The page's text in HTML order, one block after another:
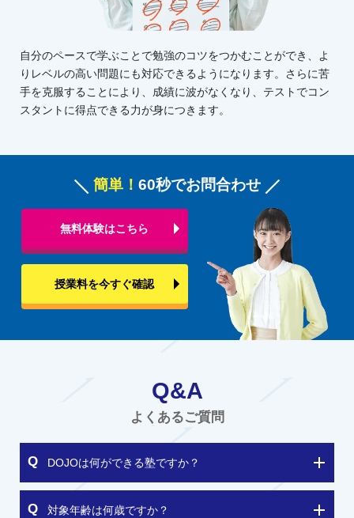
自分のペースで学ぶことで勉強のコツをつかむことができ、よ
りレベルの高い問題にも対応できるようになります。さらに苦
手を克服することにより、成績に波がなくなり、テストでコン
スタントに得点できる力が身につきます。
簡単！ 60秒でお問合わせ
無料体験はこちら
授業料を今すぐ確認
Q&A
よくあるご質問
DOJOは何ができる塾ですか？
対象年齢は何歳ですか？